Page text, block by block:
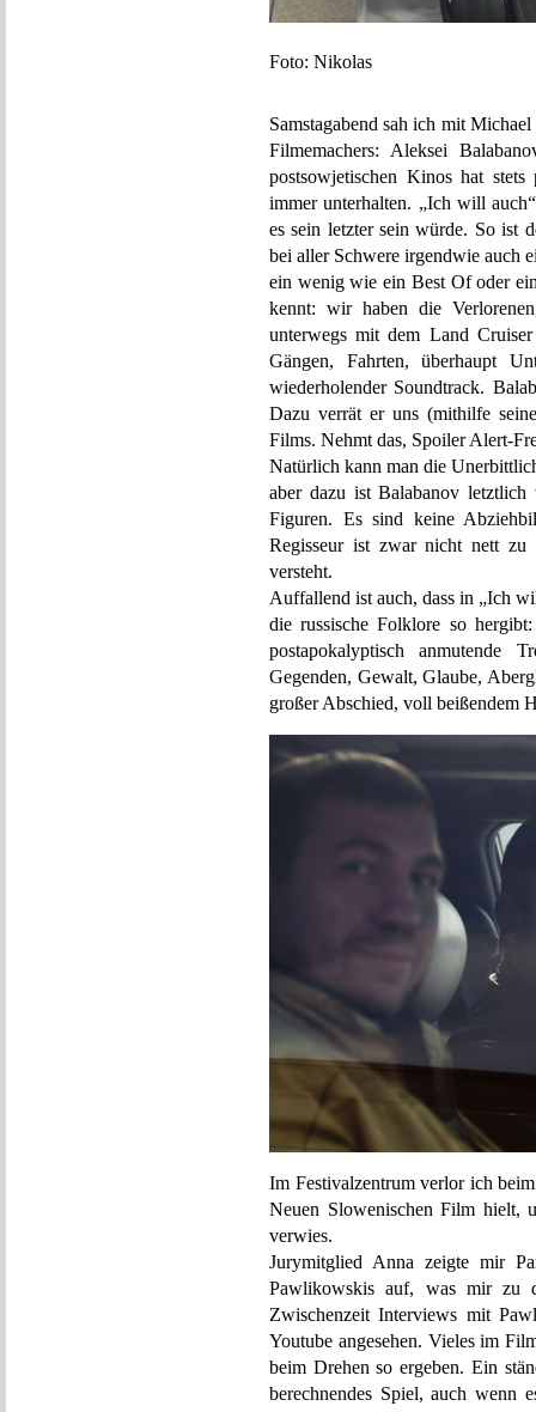
Foto: Nikolas
Samstagabend sah ich mit
Filmemachers: Aleksei
postsowjetischen Kinos hat
immer unterhalten. „Ich will
es sein letzter sein würde. So ist
bei aller Schwere irgendwie auch
ein wenig wie ein Best Of oder
kennt: wir haben die
unterwegs mit dem Land
Gängen, Fahrten, überhaupt
wiederholender Soundtrack.
Dazu verrät er uns (mithilfe
Films. Nehmt das, Spoiler Alert-
Natürlich kann man die
aber dazu ist Balabanov
Figuren. Es sind keine
Regisseur ist zwar nicht nett
versteht.
Auffallend ist auch, dass in „Ich
die russische Folklore so
postapokalyptisch anmutende
Gegenden, Gewalt, Glaube,
großer Abschied, voll beißendem
Im Festivalzentrum verlor ich
Neuen Slowenischen Film hielt,
verwies.
Jurymitglied Anna zeigte mir
Pawlikowskis auf, was mir zu
Zwischenzeit Interviews mit
Youtube angesehen. Vieles im
beim Drehen so ergeben. Ein
berechnendes Spiel, auch